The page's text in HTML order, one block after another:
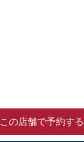
この店舗で予約する